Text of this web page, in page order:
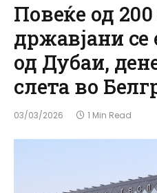
Повеќе од
државјани
од Дубаи,
слета во
03/03/2026 1 Min Read